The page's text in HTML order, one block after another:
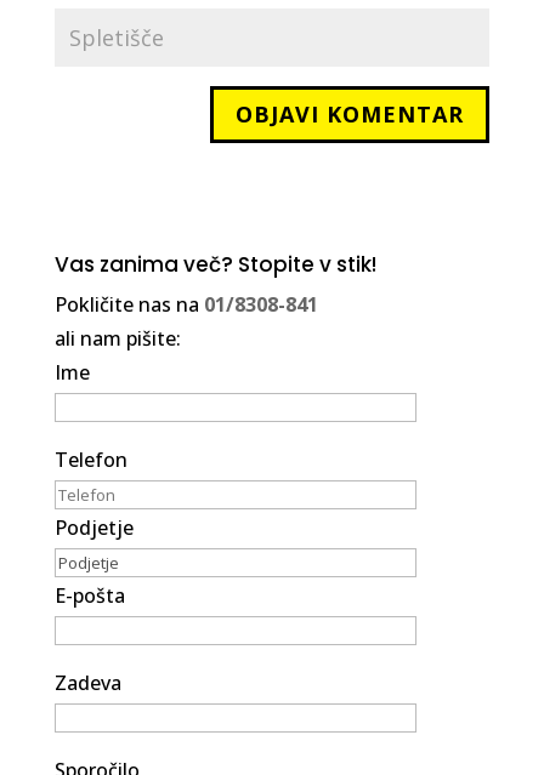
Vas zanima več? Stopite v stik!
Pokličite nas na 01/8308-841
ali nam pišite:
Ime
Telefon
Podjetje
E-pošta
Zadeva